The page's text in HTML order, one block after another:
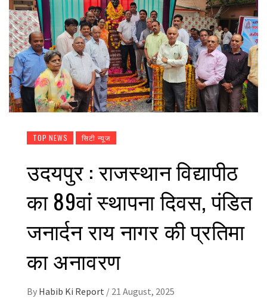
TOP NEWS सिटी न्यूज
उदयपुर : राजस्थान विद्यापीठ
का 89वां स्थापना दिवस, पंडित
जनार्दन राय नागर की प्रतिमा
का अनावरण
By Habib Ki Report / 21 August, 2025